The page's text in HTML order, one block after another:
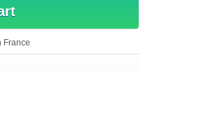
France